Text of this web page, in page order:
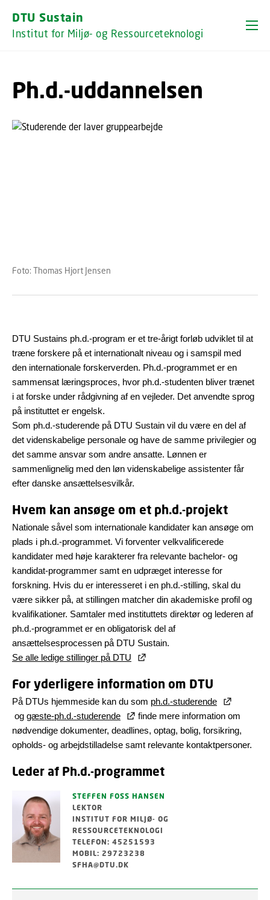
DTU Sustain
Institut for Miljø- og Ressourceteknologi
Ph.d.-uddannelsen
Foto: Thomas Hjort Jensen
DTU Sustains ph.d.-program er et tre-årigt forløb udviklet til at
træne forskere på et internationalt niveau og i samspil med
den internationale forskerverden. Ph.d.-programmet er en
sammensat læringsproces, hvor ph.d.-studenten bliver trænet
i at forske under rådgivning af en vejleder. Det anvendte sprog
på instituttet er engelsk.
Som ph.d.-studerende på DTU Sustain vil du være en del af
det videnskabelige personale og have de samme privilegier og
det samme ansvar som andre ansatte. Lønnen er
sammenlignelig med den løn videnskabelige assistenter får
efter danske ansættelsesvilkår.
Hvem kan ansøge om et ph.d.-projekt
Nationale såvel som internationale kandidater kan ansøge om
plads i ph.d.-programmet. Vi forventer velkvalificerede
kandidater med høje karakterer fra relevante bachelor- og
kandidat-programmer samt en udpræget interesse for
forskning. Hvis du er interesseret i en ph.d.-stilling, skal du
være sikker på, at stillingen matcher din akademiske profil og
kvalifikationer. Samtaler med instituttets direktør og lederen af
ph.d.-programmet er en obligatorisk del af
ansættelsesprocessen på DTU Sustain.
Se alle ledige stillinger på DTU
For yderligere information om DTU
På DTUs hjemmeside kan du som ph.d.-studerende
og gæste-ph.d.-studerende
finde mere information om
nødvendige dokumenter, deadlines, optag, bolig, forsikring,
opholds- og arbejdstilladelse samt relevante kontaktpersoner.
Leder af Ph.d.-programmet
STEFFEN FOSS HANSEN
LEKTOR
INSTITUT FOR MILJØ- OG
RESSOURCETEKNOLOGI
TELEFON: 45251593
MOBIL: 29723238
SFHA@DTU.DK